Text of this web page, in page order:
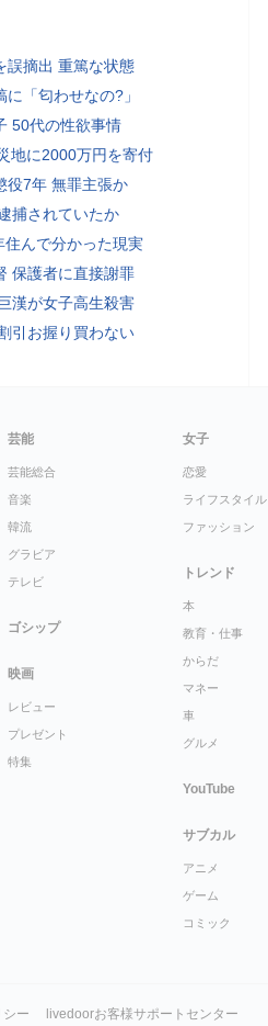
誤摘出 重篤な状態
「匂わせなの?」
50代の性欲事情
地に2000万円を寄付
役7年 無罪主張か
捕されていたか
住んで分かった現実
保護者に直接謝罪
漢が女子高生殺害
引お握り買わない
芸能
芸能総合
音楽
韓流
グラビア
テレビ
ゴシップ
映画
レビュー
プレゼント
特集
女子
恋愛
ライフスタイル
ファッション
トレンド
本
教育・仕事
からだ
マネー
車
グルメ
YouTube
サブカル
アニメ
ゲーム
コミック
シー livedoorお客様サポートセンター